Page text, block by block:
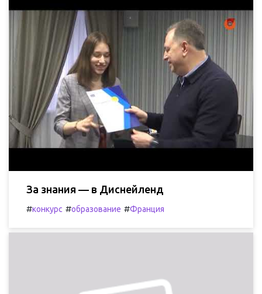
За знания — в Диснейленд
#конкурс #образование #Франция